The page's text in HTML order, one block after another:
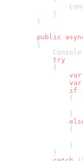
            }
        }
public
        {
try
            {
var
var
if
                {
                }
                {
                }
            }